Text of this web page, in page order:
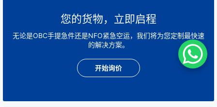
您的货物，立即启程
无论是OBC手提急件还是NFO紧急空运，我们将为您定制最快速
的解决方案。
开始询价